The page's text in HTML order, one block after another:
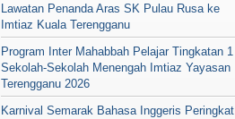
Lawatan Penanda Aras SK Pulau Rusa ke
Imtiaz Kuala Terengganu
Program Inter Mahabbah Pelajar Tingkatan 1
Sekolah-Sekolah Menengah Imtiaz Yayasan
Terengganu 2026
Karnival Semarak Bahasa Inggeris Peringkat